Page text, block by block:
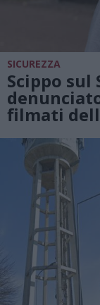
SICUREZZA
Scippo sul
filmati